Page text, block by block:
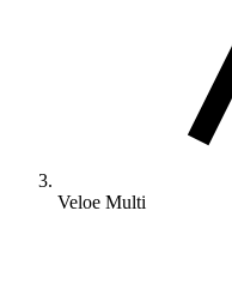
Veloe Multi